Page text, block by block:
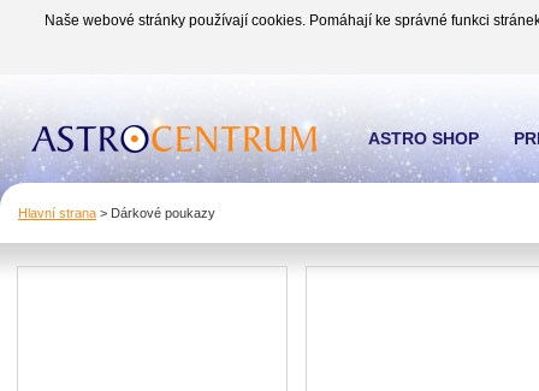
Naše webové stránky používají cookies. Pomáhají ke správné funkci
Hlavní strana > Dárkové poukazy
ASTRO SHOP